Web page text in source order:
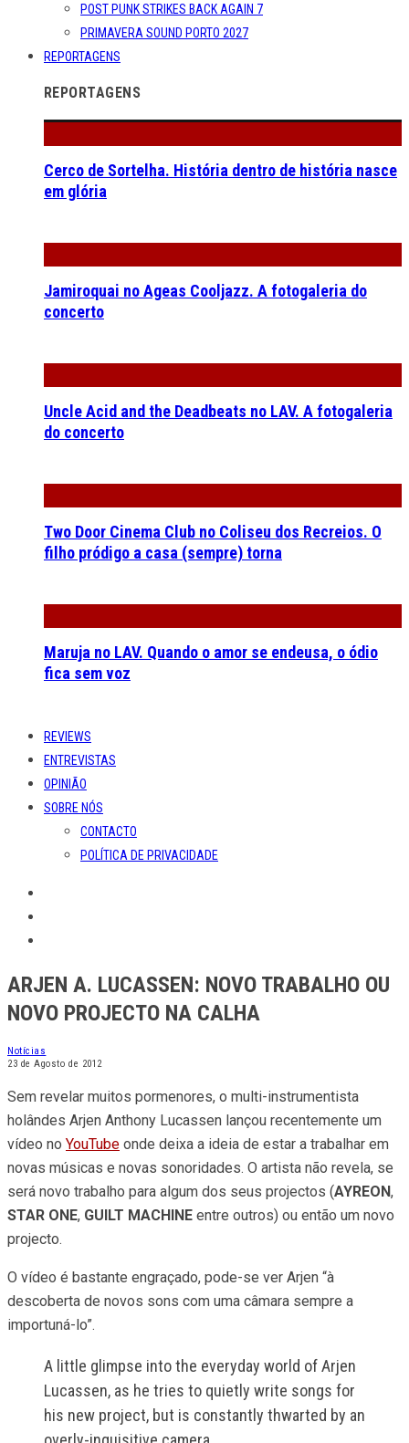
POST PUNK STRIKES BACK AGAIN 7
PRIMAVERA SOUND PORTO 2027
REPORTAGENS
REPORTAGENS
Cerco de Sortelha. História dentro de história nasce
em glória
Jamiroquai no Ageas Cooljazz. A fotogaleria do
concerto
Uncle Acid and the Deadbeats no LAV. A fotogaleria
do concerto
Two Door Cinema Club no Coliseu dos Recreios. O
filho pródigo a casa (sempre) torna
Maruja no LAV. Quando o amor se endeusa, o ódio
fica sem voz
REVIEWS
ENTREVISTAS
OPINIÃO
SOBRE NÓS
CONTACTO
POLÍTICA DE PRIVACIDADE
ARJEN A. LUCASSEN: NOVO TRABALHO OU
NOVO PROJECTO NA CALHA
Notícias
23 de Agosto de 2012
Sem revelar muitos pormenores, o multi-instrumentista
holândes Arjen Anthony Lucassen lançou recentemente um
vídeo no YouTube onde deixa a ideia de estar a trabalhar em
novas músicas e novas sonoridades. O artista não revela, se
será novo trabalho para algum dos seus projectos (AYREON,
STAR ONE, GUILT MACHINE entre outros) ou então um novo
projecto.
O vídeo é bastante engraçado, pode-se ver Arjen “à
descoberta de novos sons com uma câmara sempre a
importuná-lo”.
A little glimpse into the everyday world of Arjen
Lucassen, as he tries to quietly write songs for
his new project, but is constantly thwarted by an